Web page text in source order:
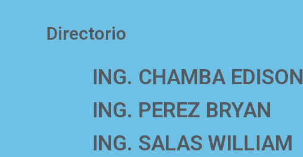
Directorio
ING. CHAMBA EDISON
ING. PEREZ BRYAN
ING. SALAS WILLIAM